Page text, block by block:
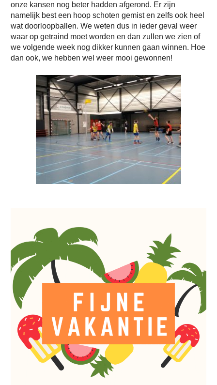
onze kansen nog beter hadden afgerond. Er zijn
namelijk best een hoop schoten gemist en zelfs ook heel
wat doorloopballen. We weten dus in ieder geval weer
waar op getraind moet worden en dan zullen we zien of
we volgende week nog dikker kunnen gaan winnen. Hoe
dan ook, we hebben wel weer mooi gewonnen!